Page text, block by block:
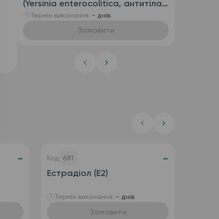
(Yersinia enterocolitica, антитіла
IgG та антитіла IgA)
Термін виконання: - днів
Замовити
- Код 681 -
Естрадіол (E2)
Термін виконання: - днів
Замовити